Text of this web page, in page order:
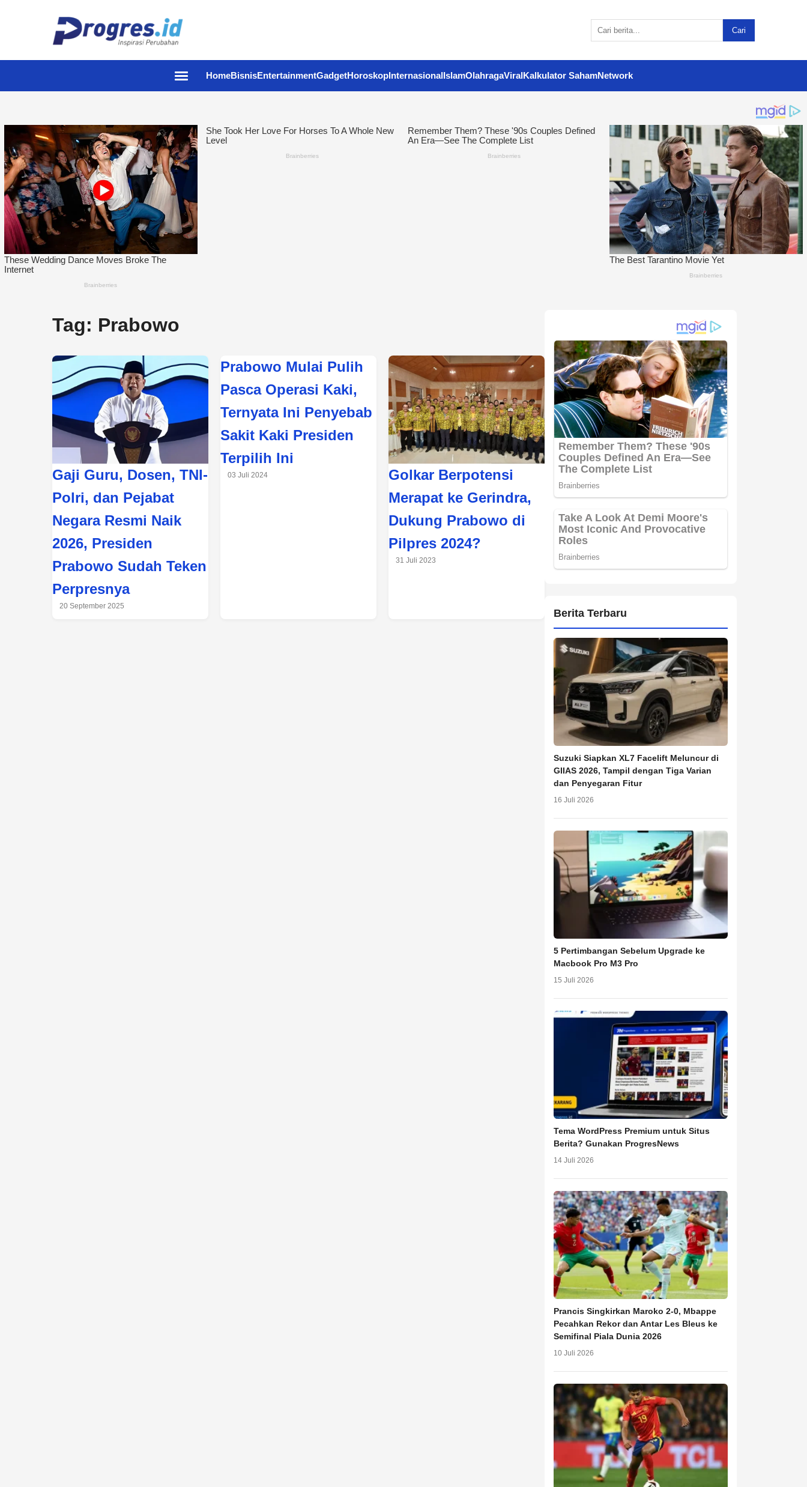
Cari
HomeBisnisEntertainmentGadgetHoroskopInternasionalIslamOlahragaViralKalkulator SahamNetwork
Tag: Prabowo
Gaji Guru, Dosen, TNI-
Polri, dan Pejabat
Negara Resmi Naik
2026, Presiden
Prabowo Sudah Teken
Perpresnya
20 September 2025
Prabowo Mulai Pulih
Pasca Operasi Kaki,
Ternyata Ini Penyebab
Sakit Kaki Presiden
Terpilih Ini
03 Juli 2024
Golkar Berpotensi
Merapat ke Gerindra,
Dukung Prabowo di
Pilpres 2024?
31 Juli 2023
Berita Terbaru
Suzuki Siapkan XL7 Facelift Meluncur di
GIIAS 2026, Tampil dengan Tiga Varian
dan Penyegaran Fitur
16 Juli 2026
5 Pertimbangan Sebelum Upgrade ke
Macbook Pro M3 Pro
15 Juli 2026
Tema WordPress Premium untuk Situs
Berita? Gunakan ProgresNews
14 Juli 2026
Prancis Singkirkan Maroko 2-0, Mbappe
Pecahkan Rekor dan Antar Les Bleus ke
Semifinal Piala Dunia 2026
10 Juli 2026